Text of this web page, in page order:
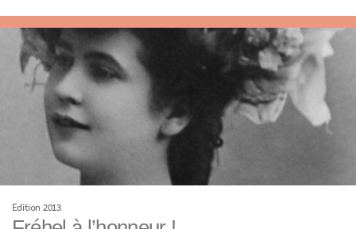
Edition 2013